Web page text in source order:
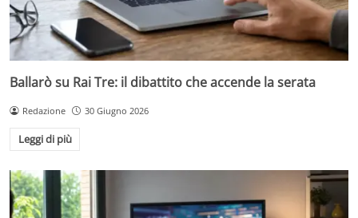
Ballarò su Rai Tre: il dibattito che accende la serata
Redazione 30 Giugno 2026
Leggi di più